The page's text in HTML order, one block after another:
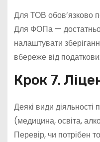
Для ТОВ обов’язково
Для ФОПа —
налаштувати
вбереже від
Крок 7.
Деякі види діяльності
(медицина, освіта,
Перевір, чи потрібен